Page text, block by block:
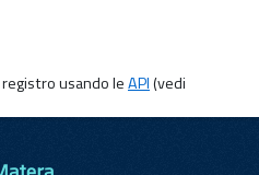
usando leAPI(vedi